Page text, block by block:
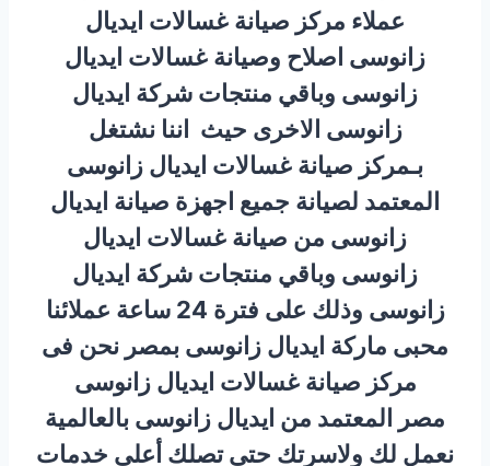
عملاء مركز صيانة غسالات ايديال
زانوسى اصلاح وصيانة غسالات ايديال
زانوسى وباقي منتجات شركة ايديال
زانوسى الاخرى حيث اننا نشتغل
بـمركز صيانة غسالات ايديال زانوسى
المعتمد لصيانة جميع اجهزة صيانة ايديال
زانوسى من صيانة غسالات ايديال
زانوسى وباقي منتجات شركة ايديال
زانوسى وذلك على فترة 24 ساعة عملائنا
محبى ماركة ايديال زانوسى بمصر نحن فى
مركز صيانة غسالات ايديال زانوسى
مصر المعتمد من ايديال زانوسى بالعالمية
نعمل لك ولاسرتك حتى تصلك أعلى خدمات